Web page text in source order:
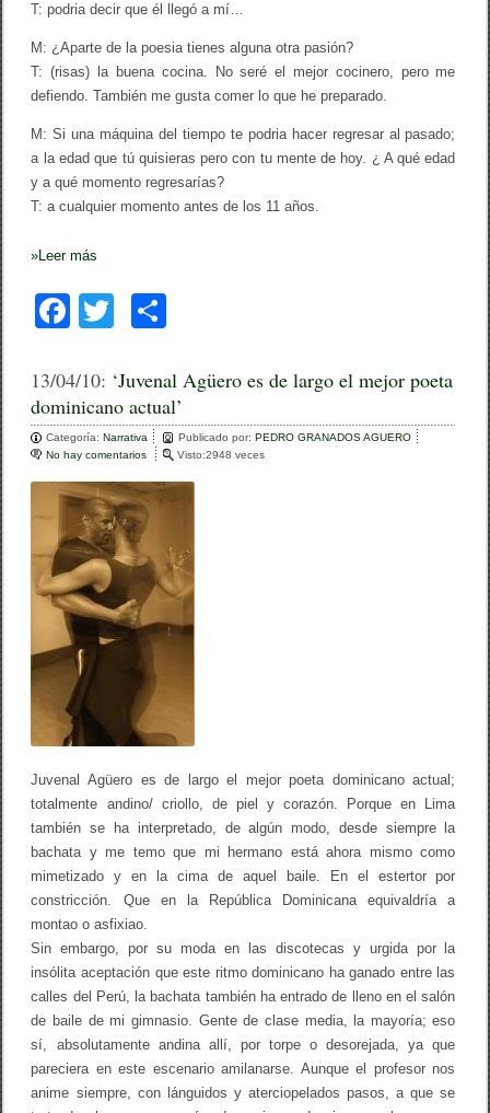
T: podria decir que él llegó a mí…
M: ¿Aparte de la poesia tienes alguna otra pasión?
T: (risas) la buena cocina. No seré el mejor cocinero, pero me
defiendo. También me gusta comer lo que he preparado.
M: Si una máquina del tiempo te podria hacer regresar al pasado;
a la edad que tú quisieras pero con tu mente de hoy. ¿ A qué edad
y a qué momento regresarías?
T: a cualquier momento antes de los 11 años.
»Leer más
F
c
e
b
o
o
k
tt
er
m
p
ar
tir
13/04/10: ‘Juvenal Agüero es de largo el mejor poeta
dominicano actual’
Categoría:Narrativa Publicado por:PEDRO GRANADOS AGUERO
No hay comentarios
u
e
a
A
r
e
e
l
a
g
e
o
e
Visto:2948 veces
Juvenal Agüero es de largo el mejor poeta dominicano actual;
totalmente andino/ criollo, de piel y corazón. Porque en Lima
también se ha interpretado, de algún modo, desde siempre la
bachata y me temo que mi hermano está ahora mismo como
mimetizado y en la cima de aquel baile. En el estertor por
constricción. Que en la República Dominicana equivaldría a
montao o asfixiao.
Sin embargo, por su moda en las discotecas y urgida por la
insólita aceptación que este ritmo dominicano ha ganado entre las
calles del Perú, la bachata también ha entrado de lleno en el salón
de baile de mi gimnasio. Gente de clase media, la mayoría; eso
sí, absolutamente andina allí, por torpe o desorejada, ya que
pareciera en este escenario amilanarse. Aunque el profesor nos
anime siempre, con lánguidos y aterciopelados pasos, a que se